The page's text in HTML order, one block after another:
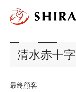
清水赤十
最終顧客